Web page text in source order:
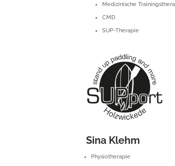
Medizinische
CMD
SUP-Therapie
Sina Klehm
Physiotherapie